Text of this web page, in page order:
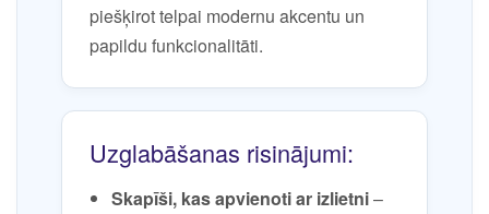
piešķirot telpai modernu akcentu un
papildu funkcionalitāti.
Uzglabāšanas risinājumi:
Skapīši, kas apvienoti ar izlietni–